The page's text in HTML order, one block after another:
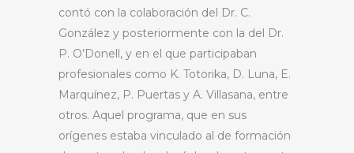
contó con la colaboración del Dr. C.
González y posteriormente con la del Dr.
P. O’Donell, y en el que participaban
profesionales como K. Totorika, D. Luna, E.
Marquínez, P. Puertas y A. Villasana, entre
otros. Aquel programa, que en sus
orígenes estaba vinculado al de formación